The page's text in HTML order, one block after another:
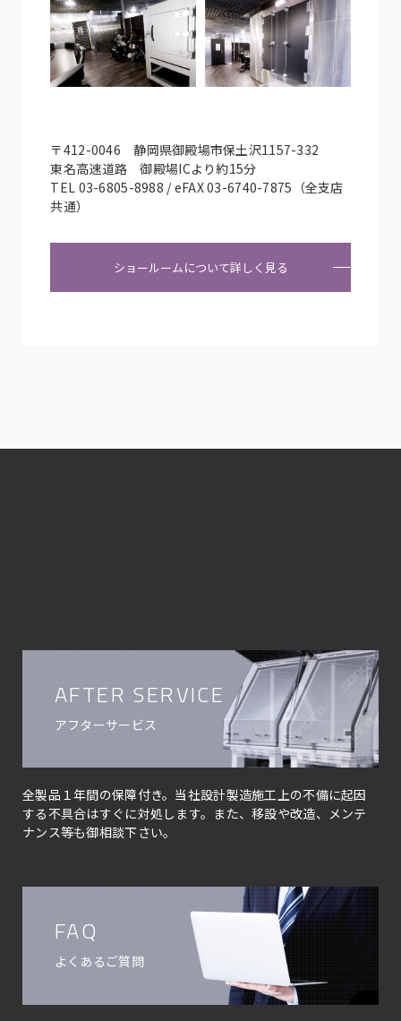
〒412-0046 静岡県御殿場市保土沢1157-332
東名高速道路 御殿場ICより約15分
TEL 03-6805-8988 / eFAX 03-6740-7875（全支店
共通）
ショールームについて詳しく見る
AFTER SERVICE
アフターサービス
全製品１年間の保障付き。当社設計製造施工上の不備に起因
する不具合はすぐに対処します。また、移設や改造、メンテ
ナンス等も御相談下さい。
FAQ
よくあるご質問